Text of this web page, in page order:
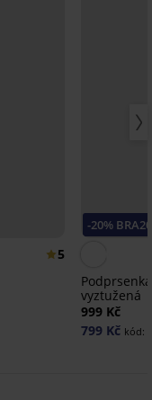
5
-20% BRA20
vyztužená
999 Kč
799 Kč kód: